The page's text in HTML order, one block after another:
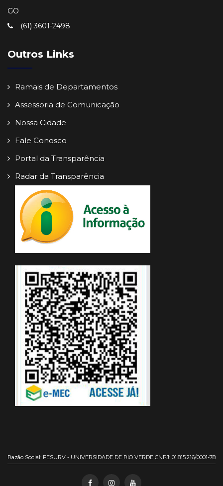
GO
(61) 3601-2498
Outros Links
Ramais de Departamentos
Assessoria de Comunicação
Nossa Cidade
Fale Conosco
Portal da Transparência
Radar da Transparência
Razão Social: FESURV - UNIVERSIDADE DE RIO VERDE CNPJ: 01.815.216/0001-78